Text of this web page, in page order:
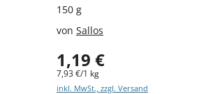
150 g
von Sallos
1,19 €
7,93 €/1 kg
inkl. MwSt., zzgl. Versand